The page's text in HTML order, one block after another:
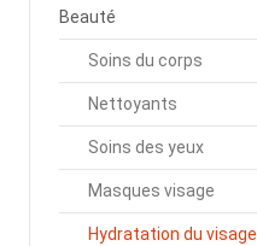
Beauté
Soins du corps
Nettoyants
Soins des yeux
Masques visage
Hydratation du visage